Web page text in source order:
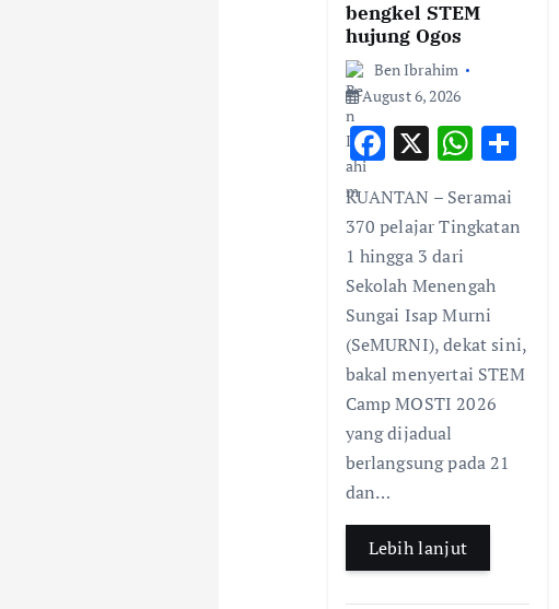
bengkel STEM
hujung Ogos
Ben Ibrahim
August 6, 2026
F
e
b
o
o
k
X W
at
s
A
p
p
S
ar
e
KUANTAN – Seramai
370 pelajar Tingkatan
1 hingga 3 dari
Sekolah Menengah
Sungai Isap Murni
(SeMURNI), dekat sini,
bakal menyertai STEM
Camp MOSTI 2026
yang dijadual
berlangsung pada 21
dan…
Lebih lanjut